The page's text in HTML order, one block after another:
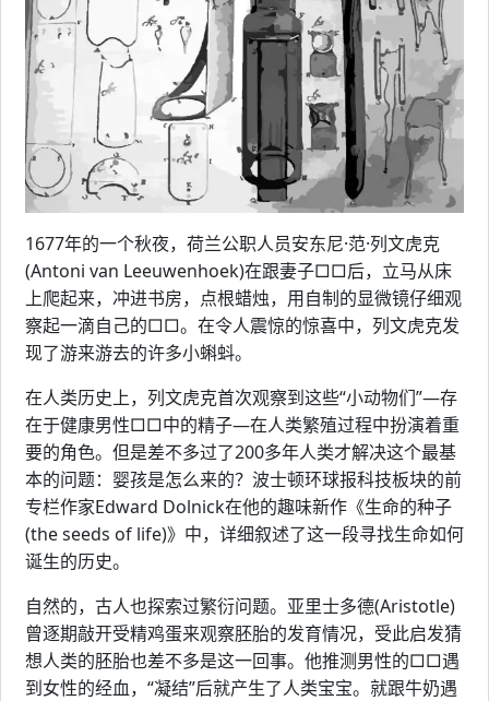
1677年的一个秋夜，荷兰公职人员安东尼·范·列文虎克
(Antoni van Leeuwenhoek)在跟妻子□□后，立马从床
上爬起来，冲进书房，点根蜡烛，用自制的显微镜仔细观
察起一滴自己的□□。在令人震惊的惊喜中，列文虎克发
现了游来游去的许多小蝌蚪。
在人类历史上，列文虎克首次观察到这些“小动物们”—存
在于健康男性□□中的精子—在人类繁殖过程中扮演着重
要的角色。但是差不多过了200多年人类才解决这个最基
本的问题：婴孩是怎么来的？波士顿环球报科技板块的前
专栏作家Edward Dolnick在他的趣味新作《生命的种子
(the seeds of life)》中，详细叙述了这一段寻找生命如何
诞生的历史。
自然的，古人也探索过繁衍问题。亚里士多德(Aristotle)
曾逐期敲开受精鸡蛋来观察胚胎的发育情况，受此启发猜
想人类的胚胎也差不多是这一回事。他推测男性的□□遇
到女性的经血，“凝结”后就产生了人类宝宝。就跟牛奶遇